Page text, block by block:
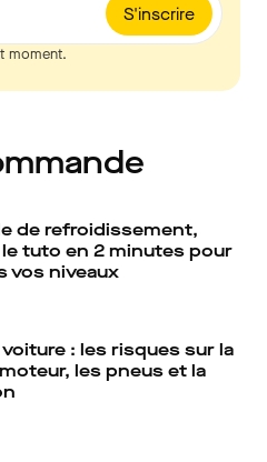
S'inscrire
moment.
de refroidissement,
le tuto en 2 minutes pour
vos niveaux
: les risques sur la
les pneus et la